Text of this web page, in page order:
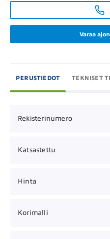
Varaa
PERUSTIEDOT TEKNISET
Rekisterinumero
Katsastettu
Hinta
Korimalli